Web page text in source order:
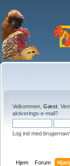
Velkommen, Gæst .
aktiverings-e-mail?
Log ind med
Hjem Forum